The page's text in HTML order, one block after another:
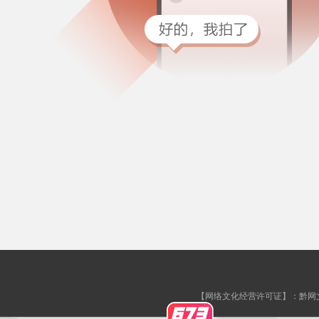
【网络文化经营许可证】：黔